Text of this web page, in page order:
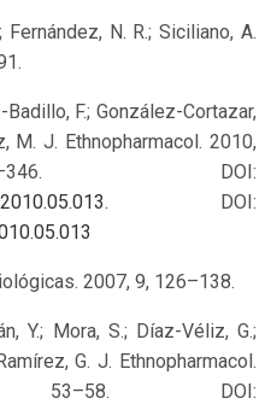
N. R.; Siciliano, A.
F.; González-Cortazar,
M. J. Ethnopharmacol. 2010,
DOI:
. DOI:
2007, 9, 126–138.
Y.; Mora, S.; Díaz-Véliz, G.;
G. J. Ethnopharmacol.
DOI: